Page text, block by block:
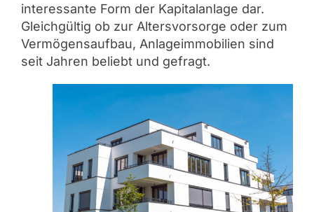
interessante Form der Kapitalanlage dar.
Gleichgültig ob zur Altersvorsorge oder zum
Vermögensaufbau, Anlageimmobilien sind
seit Jahren beliebt und gefragt.